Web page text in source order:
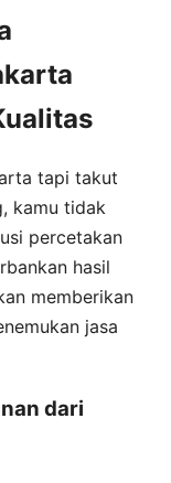
tapi takut
kamu tidak
percetakan
hasil
memberikan
jasa
dari